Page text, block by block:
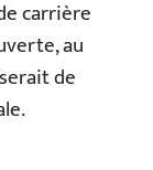
carrière
au
de